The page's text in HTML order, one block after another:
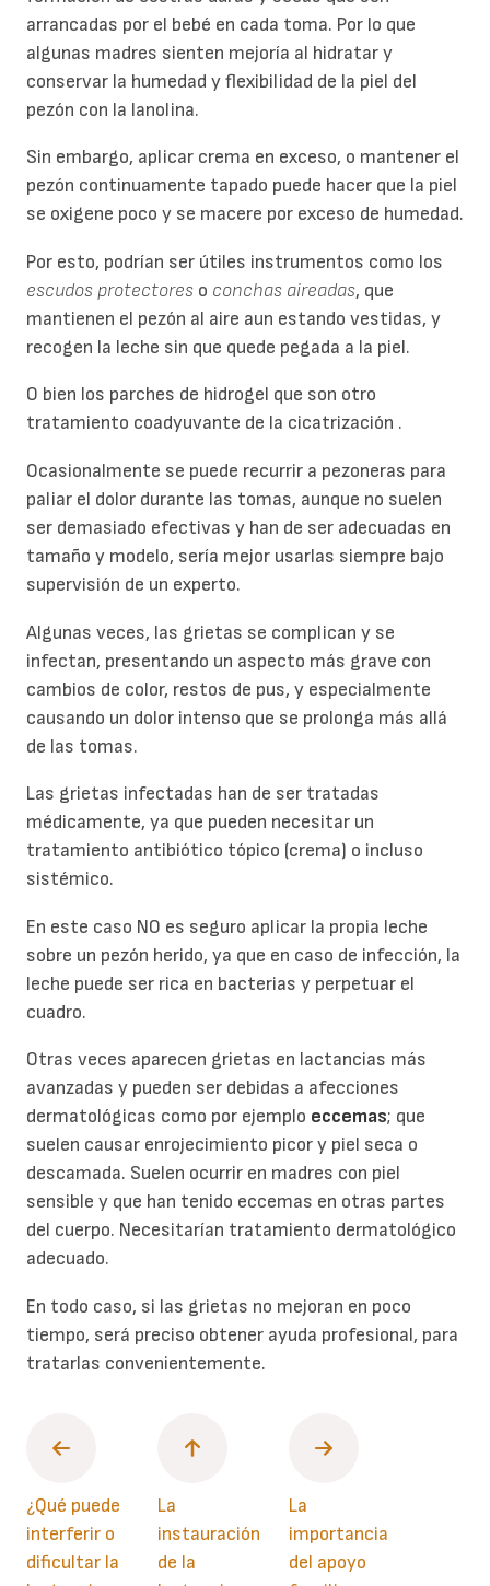
arrancadas por el bebé en cada toma. Por lo que
algunas madres sienten mejoría al hidratar y
conservar la humedad y flexibilidad de la piel del
pezón con la lanolina.
Sin embargo, aplicar crema en exceso, o mantener el
pezón continuamente tapado puede hacer que la piel
se oxigene poco y se macere por exceso de humedad.
Por esto, podrían ser útiles instrumentos como los
escudos protectores o conchas aireadas, que
mantienen el pezón al aire aun estando vestidas, y
recogen la leche sin que quede pegada a la piel.
O bien los parches de hidrogel que son otro
tratamiento coadyuvante de la cicatrización .
Ocasionalmente se puede recurrir a pezoneras para
paliar el dolor durante las tomas, aunque no suelen
ser demasiado efectivas y han de ser adecuadas en
tamaño y modelo, sería mejor usarlas siempre bajo
supervisión de un experto.
Algunas veces, las grietas se complican y se
infectan, presentando un aspecto más grave con
cambios de color, restos de pus, y especialmente
causando un dolor intenso que se prolonga más allá
de las tomas.
Las grietas infectadas han de ser tratadas
médicamente, ya que pueden necesitar un
tratamiento antibiótico tópico (crema) o incluso
sistémico.
En este caso NO es seguro aplicar la propia leche
sobre un pezón herido, ya que en caso de infección, la
leche puede ser rica en bacterias y perpetuar el
cuadro.
Otras veces aparecen grietas en lactancias más
avanzadas y pueden ser debidas a afecciones
dermatológicas como por ejemplo eccemas; que
suelen causar enrojecimiento picor y piel seca o
descamada. Suelen ocurrir en madres con piel
sensible y que han tenido eccemas en otras partes
del cuerpo. Necesitarían tratamiento dermatológico
adecuado.
En todo caso, si las grietas no mejoran en poco
tiempo, será preciso obtener ayuda profesional, para
tratarlas convenientemente.
¿Qué puede
interferir o
dificultar la
La
instauración
de la
La
importancia
del apoyo